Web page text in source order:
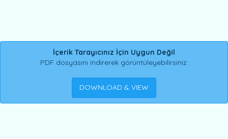
İçerik Tarayıcınız İçin Uygun Değil
PDF dosyasını indirerek görüntüleyebilirsiniz.
DOWNLOAD & VIEW